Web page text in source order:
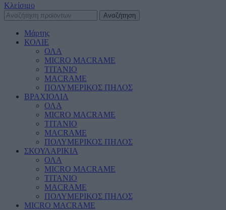
Κλείσιμο
Αναζήτηση
Μάρτης
ΚΟΛΙΕ
ΟΛΑ
MICRO MACRAME
ΤΙΤΑΝΙΟ
MACRAME
ΠΟΛΥΜΕΡΙΚΟΣ ΠΗΛΟΣ
ΒΡΑΧΙΟΛΙΑ
ΟΛΑ
MICRO MACRAME
ΤΙΤΑΝΙΟ
MACRAME
ΠΟΛΥΜΕΡΙΚΟΣ ΠΗΛΟΣ
ΣΚΟΥΛΑΡΙΚΙΑ
ΟΛΑ
MICRO MACRAME
ΤΙΤΑΝΙΟ
MACRAME
ΠΟΛΥΜΕΡΙΚΟΣ ΠΗΛΟΣ
MICRO MACRAME